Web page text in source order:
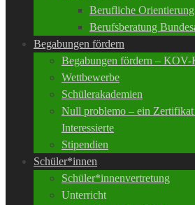
Berufliche
Berufsberatung
Begabungen fördern
Begabungen fördern – KOV-
Wettbewerbe
Schülerakademien
Null problemo – ein Zertifikat
Interessierte
Stipendien
Schüler*innen
Schüler*innenvertretung
Unterricht